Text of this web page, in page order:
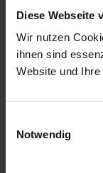
Diese Webseite
Wir nutzen
ihnen sind
Website und
Notwendig
einfachste
effiziente,
höchste